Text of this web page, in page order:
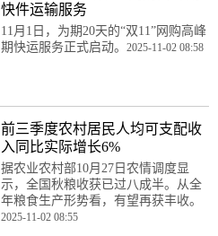
快件运输服务
11月1日，为期20天的“双11”网购高峰
期快运服务正式启动。 2025-11-02 08:58
前三季度农村居民人均可支配收
入同比实际增长6%
据农业农村部10月27日农情调度显
示，全国秋粮收获已过八成半。从全
年粮食生产形势看，有望再获丰收。
2025-11-02 08:55